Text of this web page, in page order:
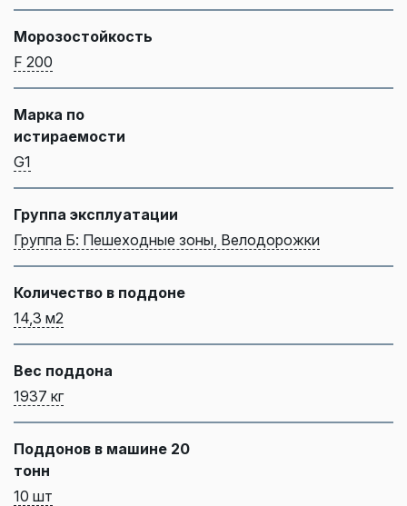
Морозостойкость
F 200
Марка по
истираемости
G1
Группа эксплуатации
Группа Б: Пешеходные зоны, Велодорожки
Количество в поддоне
14,3 м2
Вес поддона
1937 кг
Поддонов в машине 20
тонн
10 шт